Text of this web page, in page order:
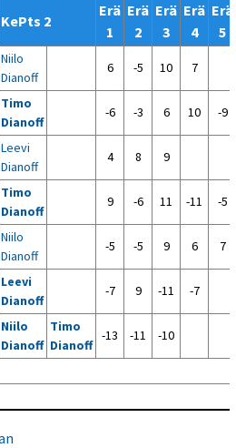
KePts 2
Erä
1
Erä
2
Erä
3
Erä
4
Erä
5
Niilo
Dianoff
6 -5 10 7
Timo
Dianoff
-6 -3 6 10 -9
Leevi
Dianoff
4 8 9
Timo
Dianoff
9 -6 11 -11 -5
Niilo
Dianoff
-5 -5 9 6 7
Leevi
Dianoff
-7 9 -11 -7
Niilo
Dianoff
Timo
Dianoff
-13 -11 -10